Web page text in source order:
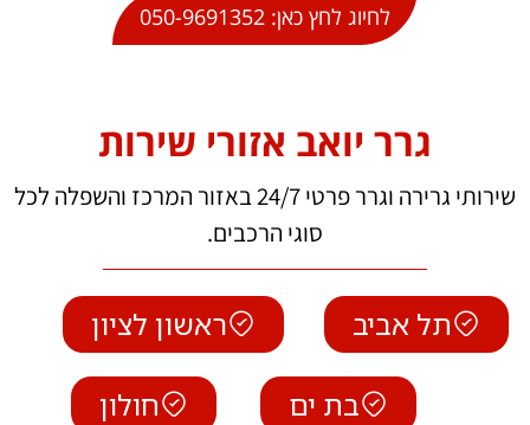
לחיוג לחץ כאן: 050-9691352
גרר יואב אזורי שירות
שירותי גרירה וגרר פרטי 24/7 באזור המרכז והשפלה לכל
סוגי הרכבים.
תל אביב ראשון לציון
בת ים חולון